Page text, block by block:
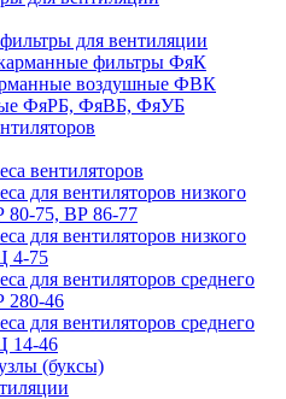
для вентиляции
фильтры ФяК
воздушные ФВК
ФяРБ, ФяВБ, ФяУБ
вентиляторов
для вентиляторов низкого
80-75, ВР 86-77
для вентиляторов низкого
4-75
для вентиляторов среднего
280-46
для вентиляторов среднего
14-46
(буксы)